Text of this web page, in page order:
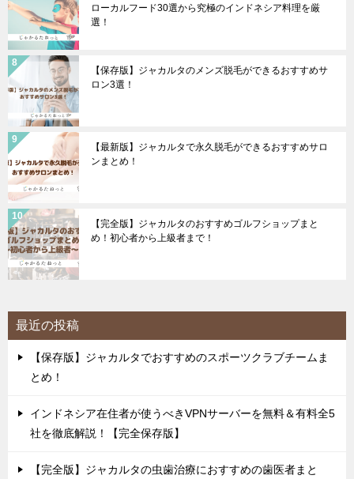
ローカルフード30選から究極のインドネシア料理を厳
選！
【保存版】ジャカルタのメンズ脱毛ができるおすすめサ
ロン3選！
【最新版】ジャカルタで永久脱毛ができるおすすめサロ
ンまとめ！
【完全版】ジャカルタのおすすめゴルフショップまと
め！初心者から上級者まで！
最近の投稿
【保存版】ジャカルタでおすすめのスポーツクラブチームま
とめ！
インドネシア在住者が使うべきVPNサーバーを無料＆有料全5
社を徹底解説！【完全保存版】
【完全版】ジャカルタの虫歯治療におすすめの歯医者まと